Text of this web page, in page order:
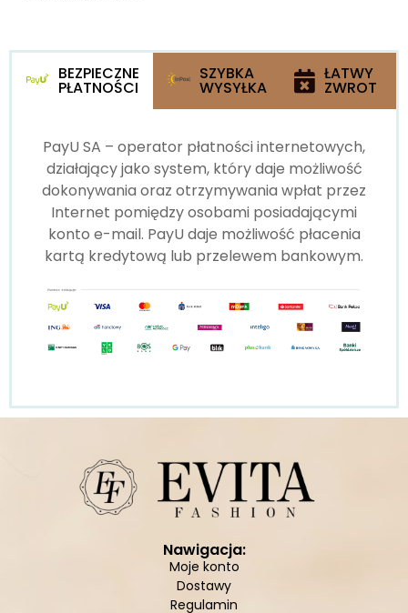
BEZPIECZNE
PŁATNOŚCI
SZYBKA
WYSYŁKA
ŁATWY
ZWROT
PayU SA – operator płatności internetowych,
działający jako system, który daje możliwość
dokonywania oraz otrzymywania wpłat przez
Internet pomiędzy osobami posiadającymi
konto e-mail. PayU daje możliwość płacenia
kartą kredytową lub przelewem bankowym.
Nawigacja:
Moje konto
Dostawy
Regulamin